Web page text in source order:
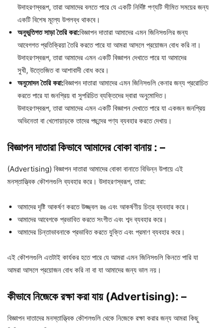
উদাহরণস্বরূপ, তারা আমাদের বলতে পারে যে একটি নির্দিষ্ট পণ্যটি সীমিত সময়ের জন্য
একটি বিশেষ মূল্যে উপলব্ধ থাকবে।
অনুভূতিগত সাড়া তৈরি করা:বিজ্ঞাপন দাতারা আমাদের এমন জিনিসগুলির জন্য
আবেগগত প্রতিক্রিয়া তৈরি করতে পারে যা আমরা আসলে প্রয়োজন বোধ করি না।
উদাহরণস্বরূপ, তারা আমাদের এমন একটি বিজ্ঞাপন দেখাতে পারে যা আমাদের
সুখী, উত্তেজিত বা আশাবাদী বোধ করে।
অনুমোদন তৈরি করা:বিজ্ঞাপন দাতারা আমাদের এমন জিনিসগুলি কেনার জন্য প্ররোচিত
করতে পারে যা জনপ্রিয় বা সুপরিচিত ব্যক্তিদের দ্বারা অনুমোদিত।
উদাহরণস্বরূপ, তারা আমাদের এমন একটি বিজ্ঞাপন দেখাতে পারে যা একজন জনপ্রিয়
অভিনেতা বা খেলোয়াড়কে তাদের পছন্দের পণ্য ব্যবহার করতে দেখায়।
বিজ্ঞাপনদাতারাকিভাবেআমাদেরবোকাবানায় : –
(Advertising) বিজ্ঞাপন দাতারা আমাদের বোকা বানাতে বিভিন্ন উপায়ে এই
মনস্তাত্ত্বিক কৌশলগুলি ব্যবহার করে। উদাহরণস্বরূপ, তারা:
আমাদের দৃষ্টি আকর্ষণ করতে উজ্জ্বল রঙ এবং আকর্ষণীয় চিত্র ব্যবহার করে।
আমাদের আবেগকে প্রভাবিত করতে সংগীত এবং শব্দ ব্যবহার করে।
আমাদের চিন্তাভাবনাকে প্রভাবিত করতে যুক্তি এবং প্রমাণ ব্যবহার করে।
এই কৌশলগুলি এতটাই কার্যকর হতে পারে যে আমরা এমন জিনিসগুলি কিনতে পারি যা
আমরা আসলে প্রয়োজন বোধ করি না বা যা আমাদের জন্য ভাল নয়।
কীভাবেনিজেকেরক্ষাকরাযায় (Advertising): –
বিজ্ঞাপন দাতাদের মনস্তাত্ত্বিক কৌশলগুলি থেকে নিজেকে রক্ষা করার জন্য আমরা কিছু